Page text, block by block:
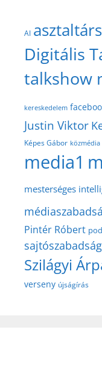
AI
Digitális
talkshow
kereskedelem
Justin Viktor
Képes Gábor közmédia
media1
mesterséges
Pintér Róbert
sajtószabadság
Szilágyi
verseny újságírás